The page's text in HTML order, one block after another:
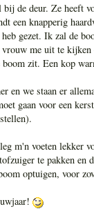
de deur. Ze heeft
een knapperig
gezet. Ik zal de
me uit te kijken
zit. Een kop
we staan er
gaan voor een
m'n voeten lekker
te pakken en
optuigen, voor